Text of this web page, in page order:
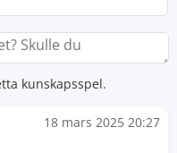
kunskapsspel.
18 mars 2025 20:27